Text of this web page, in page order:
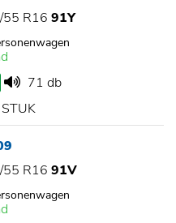
R16 91Y
71 db
R16 91V